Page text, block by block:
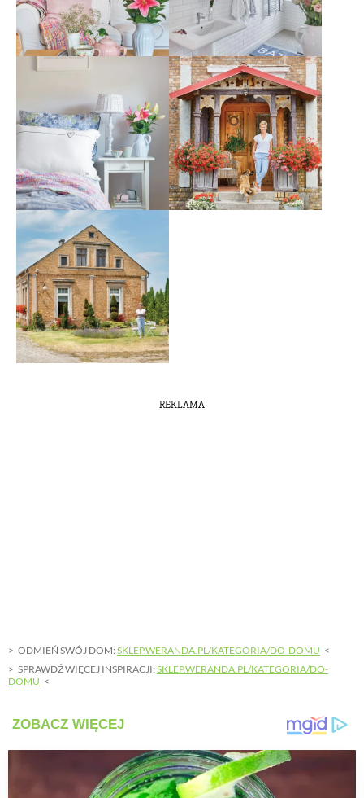
REKLAMA
ODMIEŃ SWÓJ DOM: SKLEP.WERANDA.PL/KATEGORIA/DO-DOMU
SPRAWDŹ WIĘCEJ INSPIRACJI: SKLEP.WERANDA.PL/KATEGORIA/DO-
DOMU